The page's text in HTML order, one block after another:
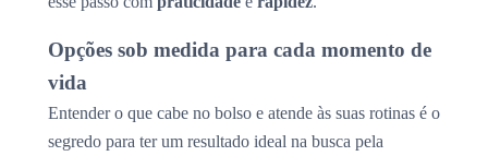
Opções sob medida para cada momento de
vida
Entender o que cabe no bolso e atende às suas rotinas é o
segredo para ter um resultado ideal na busca pela